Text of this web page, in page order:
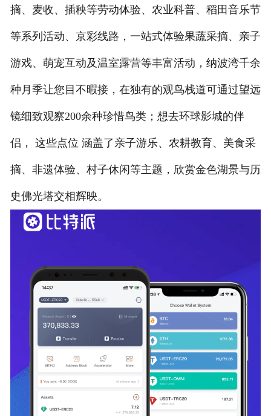
摘、麦收、插秧等劳动体验、农业科普、稻田音乐节
等系列活动、京彩线路，一站式体验果蔬采摘、亲子
游戏、萌宠互动及温室露营等丰富活动，纳波湾千余
种月季让您目不暇接，在独有的观鸟栈道可通过望远
镜细致观察200余种珍惜鸟类；想去环球影城的伴
侣， 这些点位 涵盖了亲子游乐、农耕教育、美食采
摘、非遗体验、村子休闲等主题，欣赏金色湖景与历
史佛光塔交相辉映。